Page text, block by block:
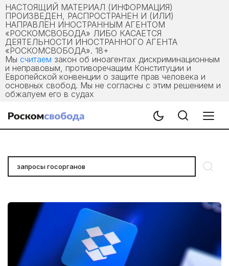
НАСТОЯЩИЙ МАТЕРИАЛ (ИНФОРМАЦИЯ)
ПРОИЗВЕДЕН, РАСПРОСТРАНЕН И (ИЛИ)
НАПРАВЛЕН ИНОСТРАННЫМ АГЕНТОМ
«РОСКОМСВОБОДА» ЛИБО КАСАЕТСЯ
ДЕЯТЕЛЬНОСТИ ИНОСТРАННОГО АГЕНТА
«РОСКОМСВОБОДА». 18+
Мы считаем закон об иноагентах дискриминационным
и неправовым, противоречащим Конституции и
Европейской конвенции о защите прав человека и
основных свобод. Мы не согласны с этим решением и
обжалуем его в судах